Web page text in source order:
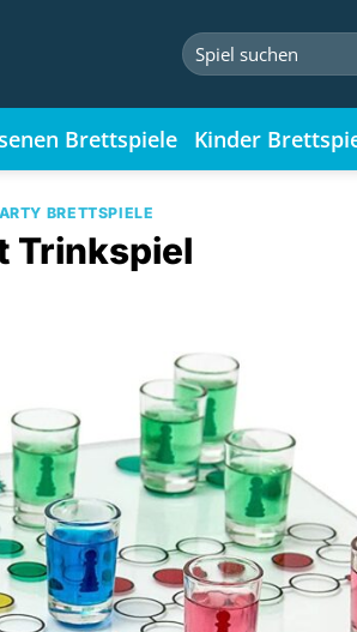
Suchen
nach:
Brettspiele Kinder
BRETTSPIELE
Trinkspiel